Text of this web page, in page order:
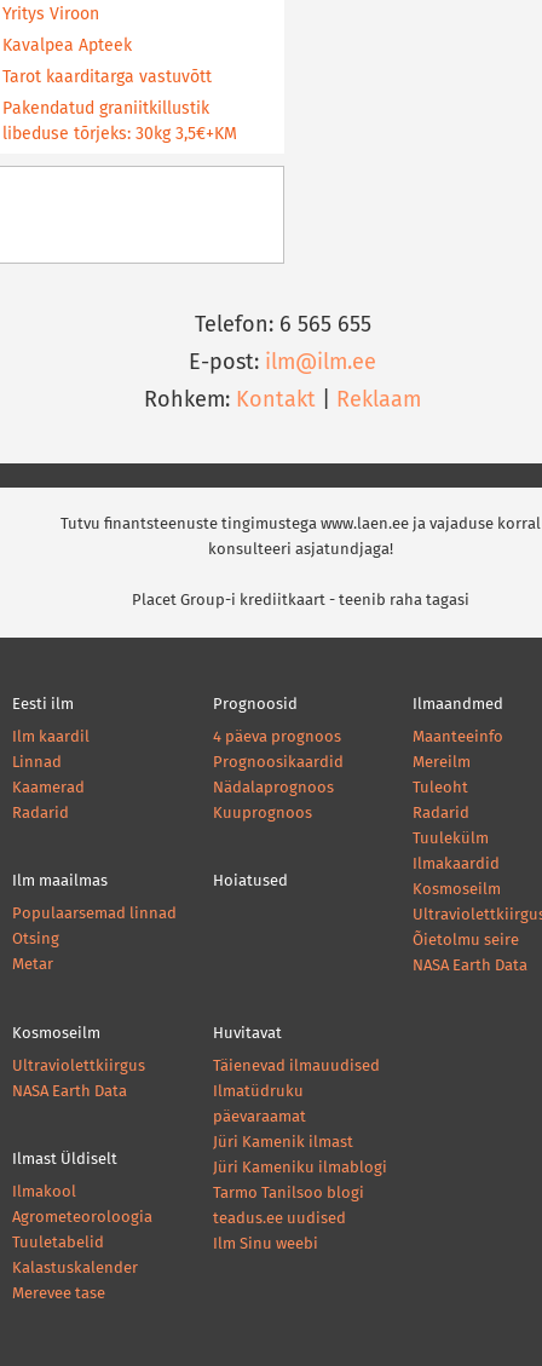
Yritys Viroon
Kavalpea Apteek
Tarot kaarditarga vastuvõtt
Pakendatud graniitkillustik
libeduse tõrjeks: 30kg 3,5€+KM
Telefon: 6 565 655
E-post: ilm@ilm.ee
Rohkem: Kontakt Reklaam
Tutvu finantsteenuste tingimustega www.laen.ee ja vajaduse korral
konsulteeri asjatundjaga!
Placet Group-i krediitkaart - teenib raha tagasi
Eesti ilm
Ilm kaardil
Linnad
Kaamerad
Radarid
Ilm maailmas
Populaarsemad linnad
Otsing
Metar
Prognoosid
4 päeva prognoos
Prognoosikaardid
Nädalaprognoos
Kuuprognoos
Hoiatused
Ilmaandmed
Maanteeinfo
Mereilm
Tuleoht
Radarid
Tuulekülm
Ilmakaardid
Kosmoseilm
Õietolmu seire
NASA Earth Data
Kosmoseilm
Ultraviolettkiirgus
NASA Earth Data
Ilmast Üldiselt
Ilmakool
Agrometeoroloogia
Tuuletabelid
Kalastuskalender
Merevee tase
Huvitavat
Täienevad ilmauudised
Ilmatüdruku
päevaraamat
Jüri Kamenik ilmast
Jüri Kameniku ilmablogi
Tarmo Tanilsoo blogi
teadus.ee uudised
Ilm Sinu weebi